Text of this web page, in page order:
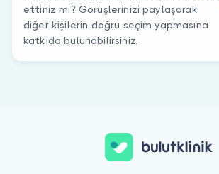
ettiniz mi? Görüşlerinizi paylaşarak
diğer kişilerin doğru seçim yapmasına
katkıda bulunabilirsiniz.